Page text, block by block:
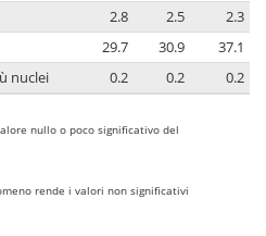
2.8 2.5
2.3
29.7 30.9
37.1
nuclei
0.2 0.2 0.2
nullo o poco significativo del
rende i valori non significativi